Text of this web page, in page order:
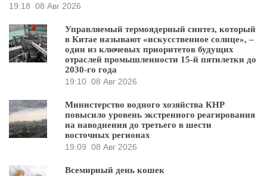
19:18 08 Авг 2026
Управляемый термоядерный синтез, который
в Китае называют «искусственное солнце», –
один из ключевых приоритетов будущих
отраслей промышленности 15-й пятилетки до
2030-го года
19:10 08 Авг 2026
Министерство водного хозяйства КНР
повысило уровень экстренного реагирования
на наводнения до третьего в шести
восточных регионах
19:09 08 Авг 2026
Всемирный день кошек